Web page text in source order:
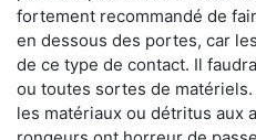
fortement recommandé de
en dessous des portes, car
de ce type de contact. Il
ou toutes sortes de
les matériaux ou détritus aux